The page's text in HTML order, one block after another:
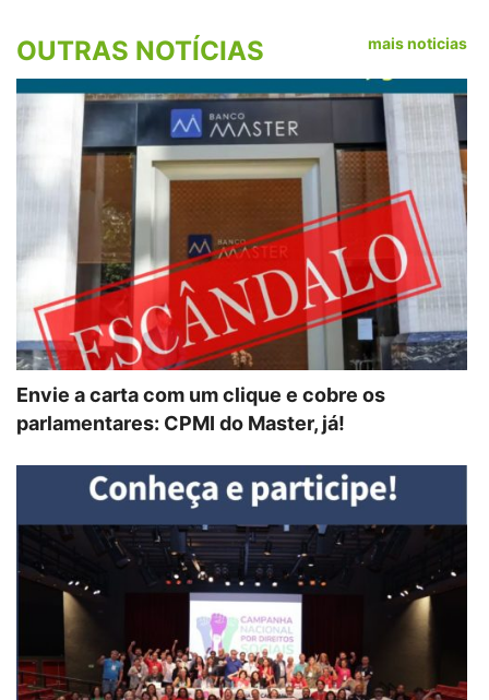
OUTRAS NOTÍCIAS mais noticias
Envie a carta com um clique e cobre os
parlamentares: CPMI do Master, já!